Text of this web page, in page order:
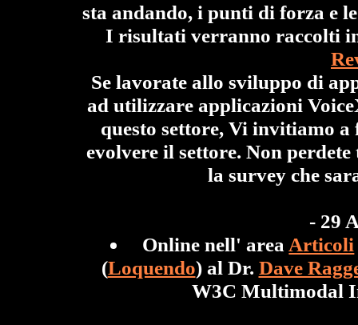
sta andando, i punti di forza e
I risultati verranno raccolti
Se lavorate allo sviluppo di
ad utilizzare applicazioni
questo settore, Vi invitiamo
evolvere il settore. Non
la survey che
- 29
Online nell' area Articoli
(Loquendo) al Dr. Dave
W3C Multimodal